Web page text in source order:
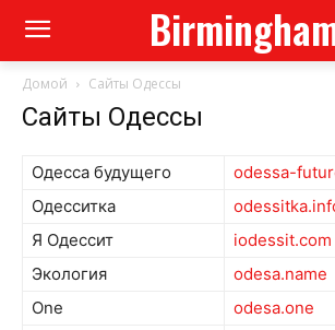
Домой Сайты Одессы
Сайты Одессы
Одесса будущего
odessa-
Одесситка
Я Одессит
iodessit.com
Экология
odesa.name
One
odesa.one